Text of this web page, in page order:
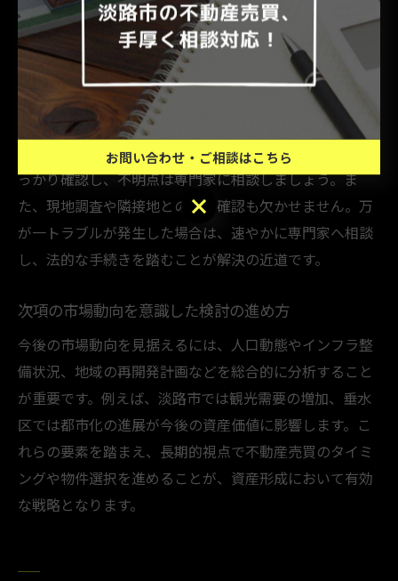
す。具体的な動向を把握することで、より良い判断が可
能です。
不動産売買時のトラブル防止策と対策方法
不動産売買では、契約内容の不明確さや情報不足がトラ
ブルの原因となりがちです。事前に重要事項説明書をし
っかり確認し、不明点は専門家に相談しましょう。ま
た、現地調査や隣接地との境界確認も欠かせません。万
が一トラブルが発生した場合は、速やかに専門家へ相談
し、法的な手続きを踏むことが解決の近道です。
次項の市場動向を意識した検討の進め方
今後の市場動向を見据えるには、人口動態やインフラ整
備状況、地域の再開発計画などを総合的に分析すること
が重要です。例えば、淡路市では観光需要の増加、垂水
区では都市化の進展が今後の資産価値に影響します。こ
れらの要素を踏まえ、長期的視点で不動産売買のタイミ
ングや物件選択を進めることが、資産形成において有効
な戦略となります。
お問い合わせ・ご相談はこちら
お問い合わせ・ご相談はこちら